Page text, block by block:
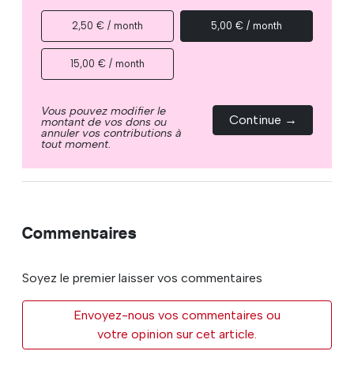
2,50 € / month 5,00 € / month
15,00 € / month
Vous pouvez modifier le
montant de vos dons ou
annuler vos contributions à
tout moment.
Continue →
Commentaires
Soyez le premier laisser vos commentaires
Envoyez-nous vos commentaires ou
votre opinion sur cet article.